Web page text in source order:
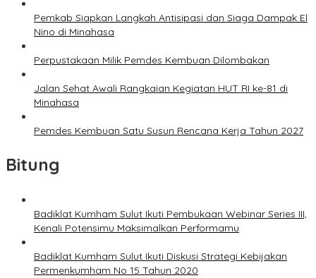
Pemkab Siapkan Langkah Antisipasi dan Siaga Dampak El
Nino di Minahasa
Perpustakaan Milik Pemdes Kembuan Dilombakan
Jalan Sehat Awali Rangkaian Kegiatan HUT RI ke-81 di
Minahasa
Pemdes Kembuan Satu Susun Rencana Kerja Tahun 2027
Bitung
Badiklat Kumham Sulut Ikuti Pembukaan Webinar Series III,
Kenali Potensimu Maksimalkan Performamu
Badiklat Kumham Sulut Ikuti Diskusi Strategi Kebijakan
Permenkumham No 15 Tahun 2020